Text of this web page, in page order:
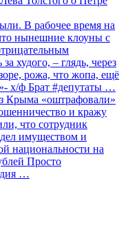
В рабочее время на
нынешние клоуны с
худого, – глядь, через
рожа, что жопа, ещё
х/ф Брат #депутаты …
Крыма «оштрафовали»
и кражу
что сотрудник
имуществом и
национальности на
Просто
…